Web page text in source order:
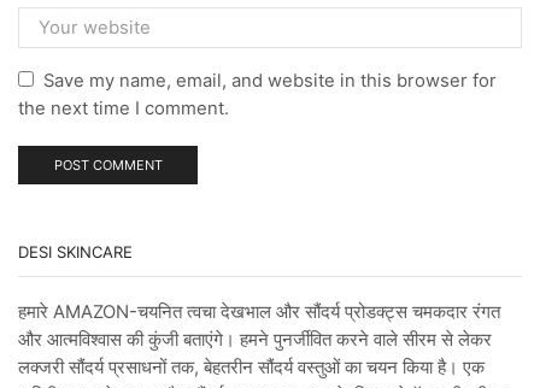
Save my name, email, and website in this browser for
the next time I comment.
DESI SKINCARE
हमारे AMAZON-चयनित त्वचा देखभाल और सौंदर्य प्रोडक्ट्स चमकदार रंगत
और आत्मविश्वास की कुंजी बताएंगे। हमने पुनर्जीवित करने वाले सीरम से लेकर
लक्जरी सौंदर्य प्रसाधनों तक, बेहतरीन सौंदर्य वस्तुओं का चयन किया है। एक